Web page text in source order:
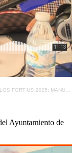
DESTACADA POR EL APOYO Y FOMENTO DEL DEPORTE
Ayuntamiento de